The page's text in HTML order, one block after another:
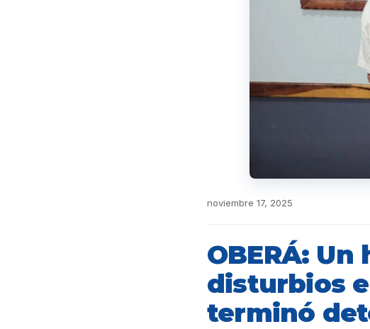
noviembre 17, 2025
OBERÁ:
disturbios
terminó